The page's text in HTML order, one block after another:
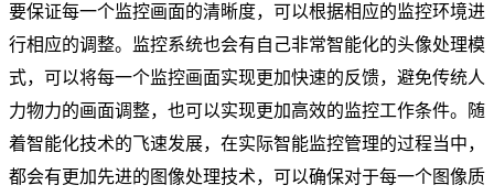
要保证每一个监控画面的清晰度，可以根据相应的监控环境进
行相应的调整。监控系统也会有自己非常智能化的头像处理模
式，可以将每一个监控画面实现更加快速的反馈，避免传统人
力物力的画面调整，也可以实现更加高效的监控工作条件。随
着智能化技术的飞速发展，在实际智能监控管理的过程当中，
都会有更加先进的图像处理技术，可以确保对于每一个图像质